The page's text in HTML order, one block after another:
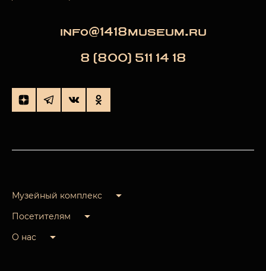
info@1418museum.ru
8 (800) 511 14 18
Музейный комплекс
Посетителям
О нас